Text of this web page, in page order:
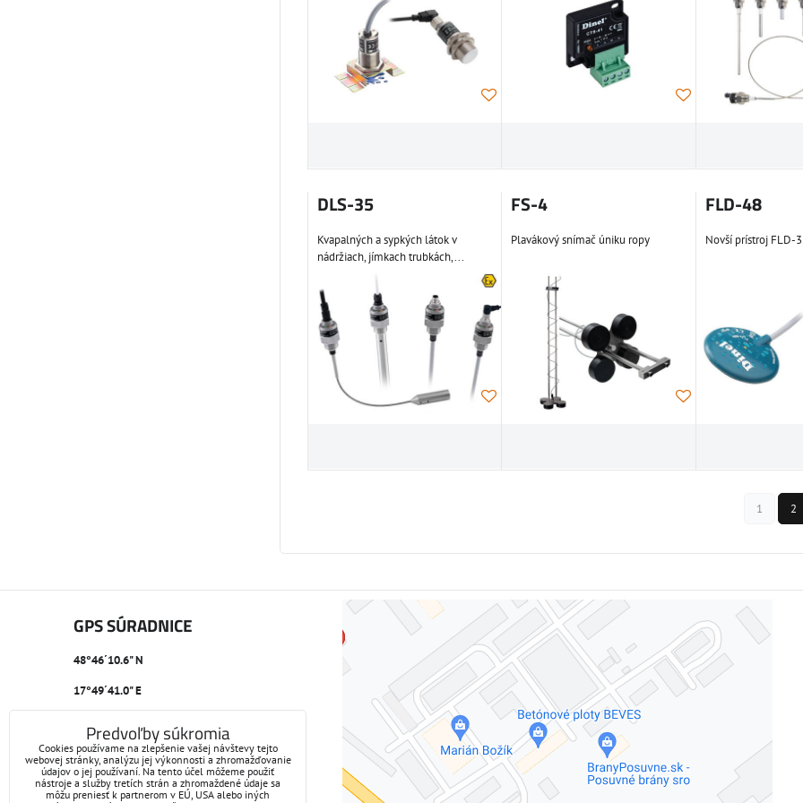
DLS-35
Kvapalných a sypkých látok v
nádržiach, jímkach trubkách,...
FS-4
Plavákový snímač úniku ropy
FLD-48
Novší prístroj FLD-
1 2
GPS SÚRADNICE
48°46´10.6" N
17°49´41.0" E
Externý obsah je blokovaný Voľbami súkromia
Prajete si načítať externý obsah?
Povoliť tentokrát
Povoliť a zapamätať - súhlas s druhom cookie: Funkčné
Predvoľby súkromia
Cookies používame na zlepšenie vašej návštevy tejto
webovej stránky, analýzu jej výkonnosti a zhromažďovanie
údajov o jej používaní. Na tento účel môžeme použiť
nástroje a služby tretích strán a zhromaždené údaje sa
môžu preniesť k partnerom v EÚ, USA alebo iných